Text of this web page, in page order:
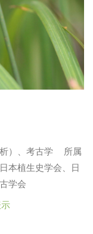
析）、考古学 所属
本植生史学会、日
学会